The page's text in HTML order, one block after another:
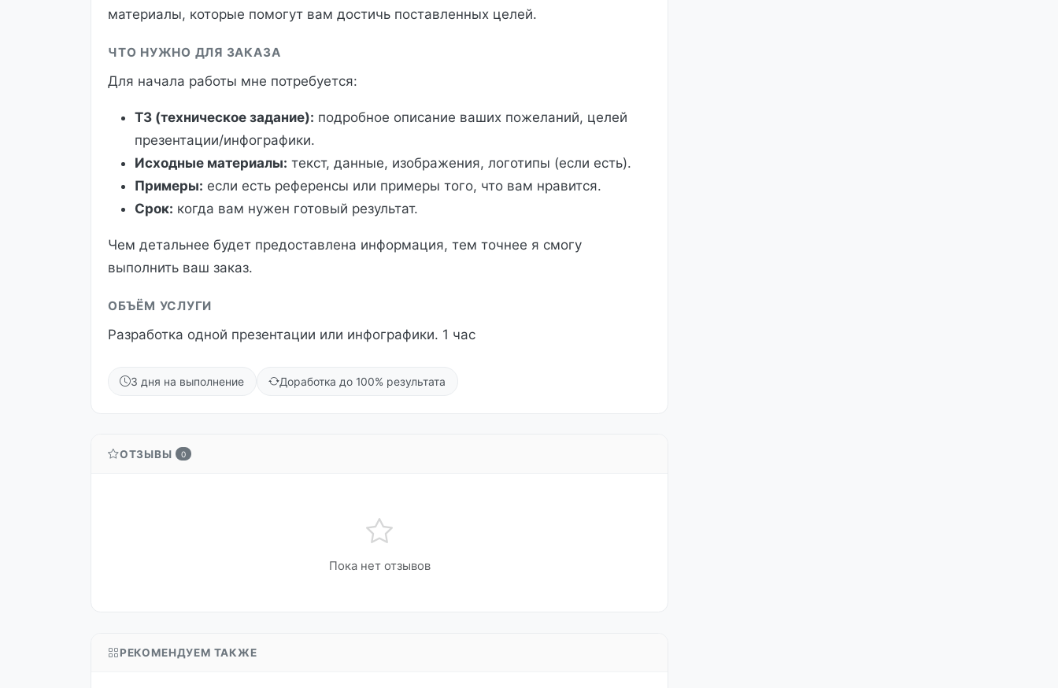
материалы, которые помогут вам достичь поставленных целей.
ЧТО НУЖНО ДЛЯ ЗАКАЗА
Для начала работы мне потребуется:
ТЗ (техническое задание): подробное описание ваших пожеланий, целей
презентации/инфографики.
Исходные материалы: текст, данные, изображения, логотипы (если есть).
Примеры: если есть референсы или примеры того, что вам нравится.
Срок: когда вам нужен готовый результат.
Чем детальнее будет предоставлена информация, тем точнее я смогу
выполнить ваш заказ.
ОБЪЁМ УСЛУГИ
Разработка одной презентации или инфографики. 1 час
3 дня на выполнение Доработка до 100% результата
ОТЗЫВЫ 0
Пока нет отзывов
РЕКОМЕНДУЕМ ТАКЖЕ